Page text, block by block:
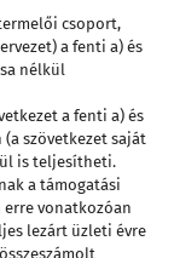
csoport,
a fenti a) és
nélkül
a fenti a) és
szövetkezet saját
is teljesítheti.
a támogatási
erre vonatkozóan
lezárt üzleti évre